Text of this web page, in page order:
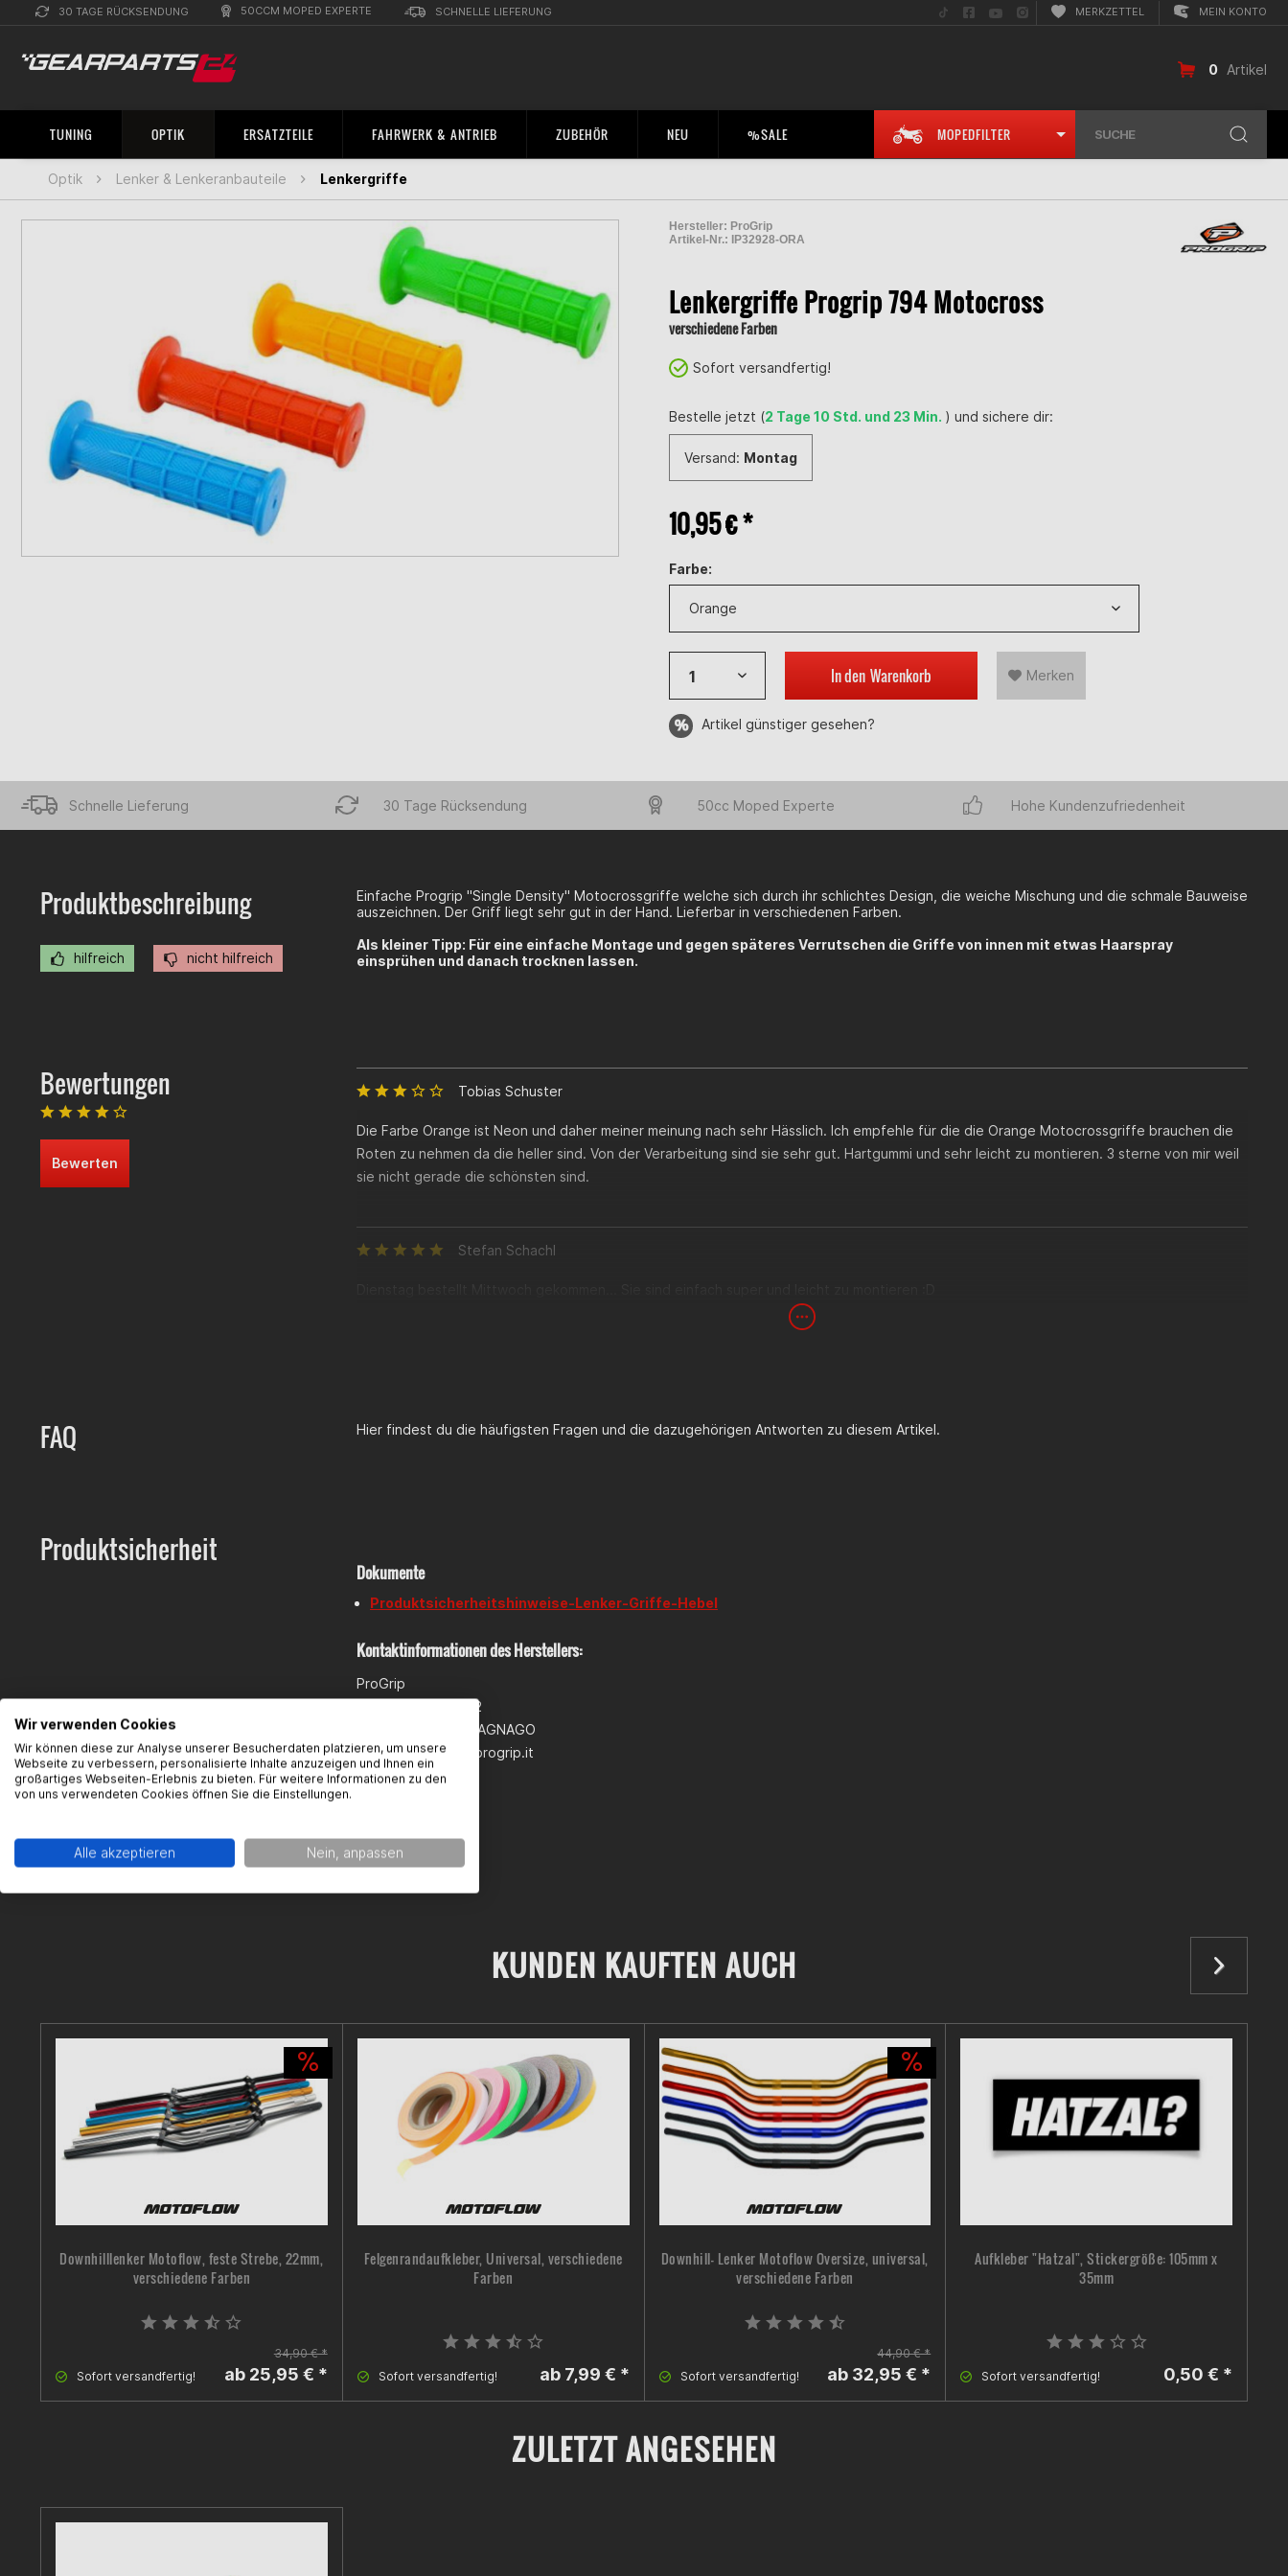
30 TAGE RÜCKSENDUNG 50CCM MOPED EXPERTE SCHNELLE LIEFERUNG
Folge
uns
Folge
uns
Folge
uns
Folge
uns
MERKZETTEL MEIN KONTO
0 Artikel
TUNING OPTIK ERSATZTEILE FAHRWERK & ANTRIEB ZUBEHÖR NEU %SALE MOPEDFILTER SUCHE
Optik Lenker & Lenkeranbauteile Lenkergriffe
Hersteller: ProGrip
Artikel-Nr.:
IP32928-ORA
Lenkergriffe Progrip 794 Motocross
verschiedene Farben
Sofort versandfertig!
Bestelle jetzt (2 Tage 10 Std. und 23 Min. ) und sichere dir:
Versand: Montag
10,95 € *
Farbe:
In den Warenkorb Merken
Artikel günstiger gesehen?
Schnelle Lieferung 30 Tage Rücksendung 50cc Moped Experte Hohe Kundenzufriedenheit
Produktbeschreibung
hilfreich nicht hilfreich
Einfache Progrip "Single Density" Motocrossgriffe welche sich durch ihr schlichtes Design, die weiche Mischung und die schmale Bauweise
auszeichnen. Der Griff liegt sehr gut in der Hand. Lieferbar in verschiedenen Farben.
Als kleiner Tipp: Für eine einfache Montage und gegen späteres Verrutschen die Griffe von innen mit etwas Haarspray
einsprühen und danach trocknen lassen.
Bewertungen
Bewerten
Tobias Schuster
Die Farbe Orange ist Neon und daher meiner meinung nach sehr Hässlich. Ich empfehle für die die Orange Motocrossgriffe brauchen die
Roten zu nehmen da die heller sind. Von der Verarbeitung sind sie sehr gut. Hartgummi und sehr leicht zu montieren. 3 sterne von mir weil
sie nicht gerade die schönsten sind.
Stefan Schachl
FAQ Hier findest du die häufigsten Fragen und die dazugehörigen Antworten zu diesem Artikel.
Produktsicherheit
Dokumente
Produktsicherheitshinweise-Lenker-Griffe-Hebel
Kontaktinformationen des Herstellers:
ProGrip
VIA GASPAROLI, 112
21012 CASSANO MAGNAGO
Kontakt:progrip@progrip.it
KUNDEN KAUFTEN AUCH
Downhilllenker Motoflow, feste Strebe, 22mm,
verschiedene Farben
Sofort versandfertig!
34,90 € *
ab 25,95 € *
Felgenrandaufkleber, Universal, verschiedene
Farben
Sofort versandfertig! ab 7,99 € *
Downhill- Lenker Motoflow Oversize, universal,
verschiedene Farben
Sofort versandfertig!
44,90 € *
ab 32,95 € *
Aufkleber "Hatzal", Stickergröße: 105mm x
35mm
Sofort versandfertig! 0,50 € *
ZULETZT ANGESEHEN
Wir verwenden Cookies
Wir können diese zur Analyse unserer Besucherdaten platzieren, um unsere
Webseite zu verbessern, personalisierte Inhalte anzuzeigen und Ihnen ein
großartiges Webseiten-Erlebnis zu bieten. Für weitere Informationen zu den
von uns verwendeten Cookies öffnen Sie die Einstellungen.
Alle akzeptieren Nein, anpassen